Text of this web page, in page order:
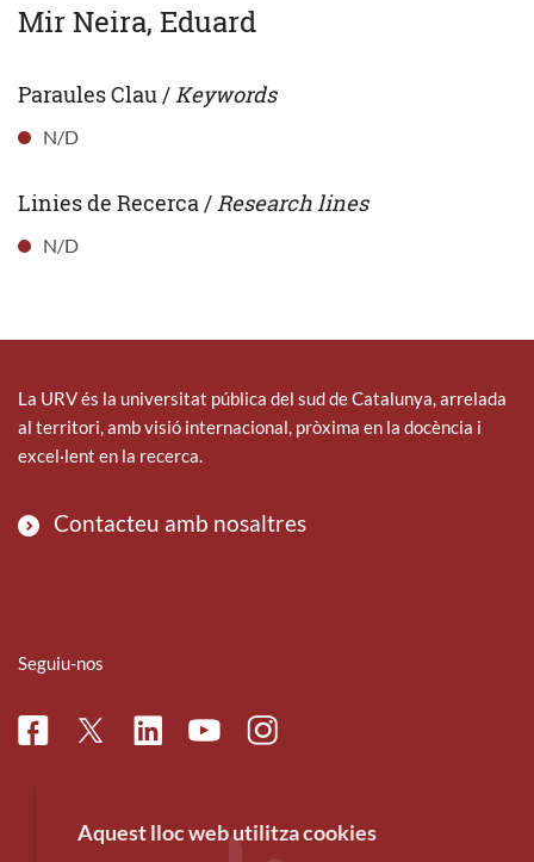
Mir Neira, Eduard
Paraules Clau / Keywords
N/D
Linies de Recerca / Research lines
N/D
La URV és la universitat pública del sud de Catalunya, arrelada
al territori, amb visió internacional, pròxima en la docència i
excel·lent en la recerca.
Contacteu amb nosaltres
Seguiu-nos
FacebookTwitterLinkedinYoutubeInstagram
Aquest lloc web utilitza cookies